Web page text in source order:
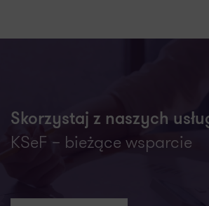
Skorzystaj z naszych
KSeF – bieżące wsparcie